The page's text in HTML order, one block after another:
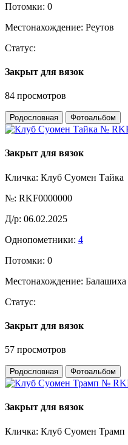
Потомки: 0
Местонахождение: Реутов
Статус:
Закрыт для вязок
84 просмотров
Родословная Фотоальбом
Закрыт для вязок
Кличка: Клуб Суомен Тайка
№: RKF0000000
Д/р: 06.02.2025
Однопометники: 4
Потомки: 0
Местонахождение: Балашиха
Статус:
Закрыт для вязок
57 просмотров
Родословная Фотоальбом
Закрыт для вязок
Кличка: Клуб Суомен Трамп